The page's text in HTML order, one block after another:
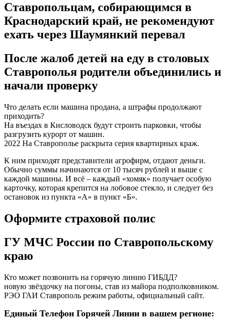
Ставропольцам, собирающимся в
Краснодарский край, не рекомендуют
ехать через Шаумянкий перевал
После жалоб детей на еду в столовых
Ставрополья родители объединились и
начали проверку
Что делать если машина продана, а штрафы продолжают
приходить?
На въездах в Кисловодск будут строить парковки, чтобы
разгрузить курорт от машин.
2022 На Ставрополье раскрыта серия квартирных краж.
К ним приходят представители агрофирм, отдают деньги.
Обычно суммы начинаются от 10 тысяч рублей и выше с
каждой машины. И всё – каждый «хомяк» получает особую
карточку, которая крепится на лобовое стекло, и следует без
остановок из пункта «А» в пункт «Б».
Оформите страховой полис
ГУ МЧС России по Ставропольскому
краю
Кто может позвонить на горячую линию ГИБДД?
новую звёздочку на погоны, став из майора подполковником.
РЭО ГАИ Ставрополь режим работы, официальный сайт.
Единый Телефон Горячей Линии в вашем регионе: